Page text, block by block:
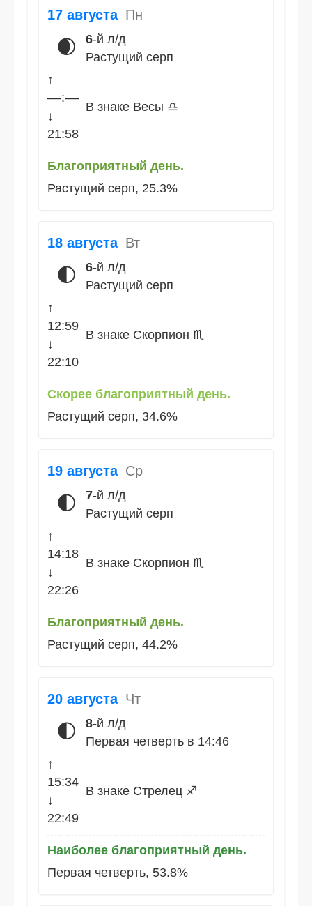
17 августа Пн
🌒 6-й л/д
Растущий серп
↑
––:––
↓
21:58
В знаке Весы ♎
Благоприятный день.
Растущий серп, 25.3%
18 августа Вт
🌓 6-й л/д
Растущий серп
↑
12:59
↓
22:10
В знаке Скорпион ♏
Скорее благоприятный день.
Растущий серп, 34.6%
19 августа Ср
🌓 7-й л/д
Растущий серп
↑
14:18
↓
22:26
В знаке Скорпион ♏
Благоприятный день.
Растущий серп, 44.2%
20 августа Чт
🌓 8-й л/д
Первая четверть в 14:46
↑
15:34
↓
22:49
В знаке Стрелец ♐
Наиболее благоприятный день.
Первая четверть, 53.8%